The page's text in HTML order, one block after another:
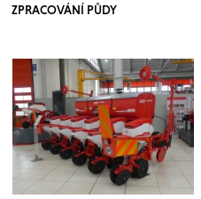
ZPRACOVÁNÍ PŮDY